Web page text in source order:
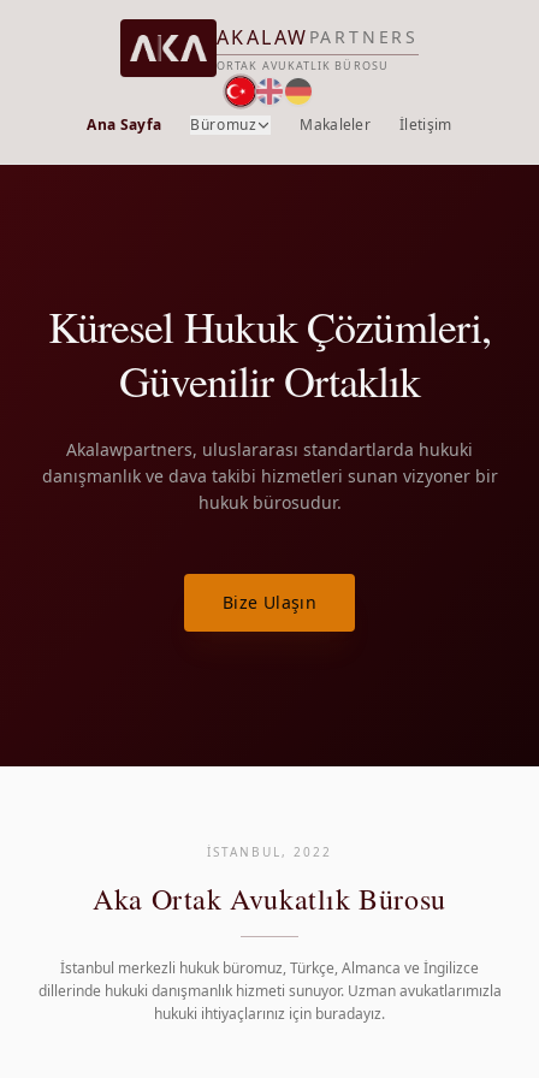
AKALAW PARTNERS
ORTAK AVUKATLIK BÜROSU
Ana Sayfa Büromuz Makaleler İletişim
Küresel Hukuk Çözümleri,
Güvenilir Ortaklık
Akalawpartners, uluslararası standartlarda hukuki
danışmanlık ve dava takibi hizmetleri sunan vizyoner bir
hukuk bürosudur.
Bize Ulaşın
İSTANBUL, 2022
Aka Ortak Avukatlık Bürosu
İstanbul merkezli hukuk büromuz, Türkçe, Almanca ve İngilizce
dillerinde hukuki danışmanlık hizmeti sunuyor. Uzman avukatlarımızla
hukuki ihtiyaçlarınız için buradayız.